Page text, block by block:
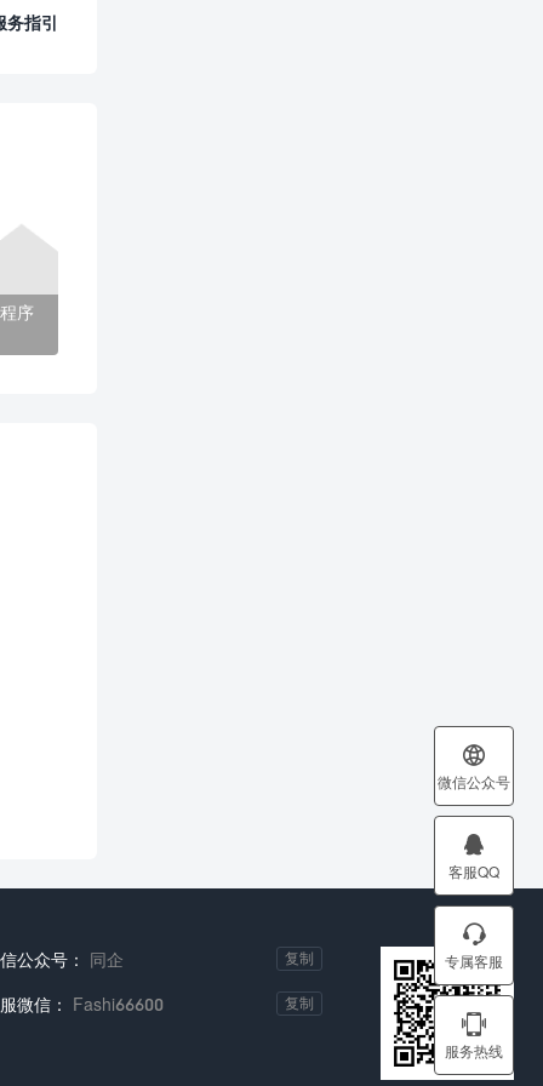
务指引
序

微信公众号

客服QQ

专属客服

服务热线
公众号： 同企 复制
微信： Fashi66600 复制